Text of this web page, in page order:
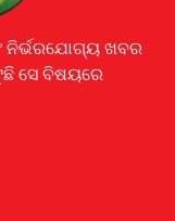
ନିର୍ଭରଯୋଗ୍ୟ ଖବର
ସେ ବିଷୟରେ